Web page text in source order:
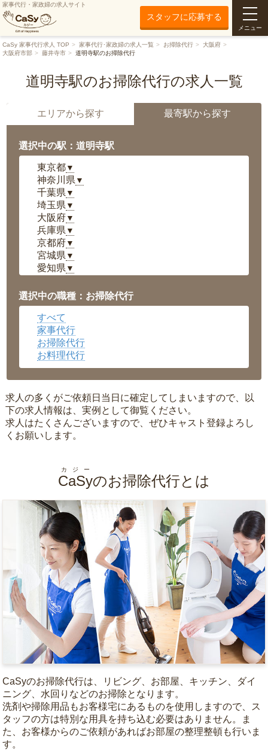
家事代行・家政婦の求人サイト
スタッフに応募する
メニュー
CaSy 家事代行求人 TOP 家事代行･家政婦の求人一覧 お掃除代行
大阪府
大阪府市部
藤井寺市 道明寺駅のお掃除代行
道明寺駅のお掃除代行の求人一覧
エリアから探す 最寄駅から探す
選択中の駅：道明寺駅
東京都▼
神奈川県 ▼
千葉県 ▼
埼玉県 ▼
大阪府▼
兵庫県 ▼
京都府▼
宮城県 ▼
愛知県 ▼
岡山県▼
広島県▼
沖縄県
選択中の職種：お掃除代行
すべて
家事代行
お掃除代行
お料理代行
求人の多くがご依頼日当日に確定してしまいますので、以
下の求人情報は、実例として御覧ください。
求人はたくさんございますので、ぜひキャスト登録よろし
くお願いします。
CaSy
カジー
のお掃除代行とは
CaSyのお掃除代行は、リビング、お部屋、キッチン、ダイ
ニング、水回りなどのお掃除となります。
洗剤や掃除用品もお客様宅にあるものを使用しますので、ス
タッフの方は特別な用具を持ち込む必要はありません。ま
た、お客様からのご依頼があればお部屋の整理整頓も行いま
す。